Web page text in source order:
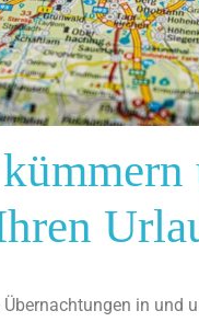
Übernachtungen in und